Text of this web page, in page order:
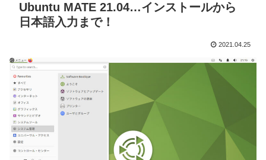
Ubuntu MATE 21.04…インストールから
日本語入力まで！
2021.04.25